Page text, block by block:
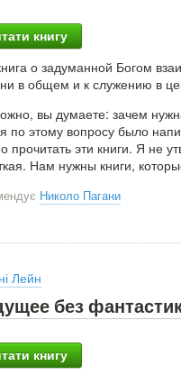
книгу
о задуманной Богом
в общем и к служению в
вы думаете: зачем
по этому вопросу было
прочитать эти книги. Я не
Нам нужны книги,
Николо Пагани
Лейн
без
книгу